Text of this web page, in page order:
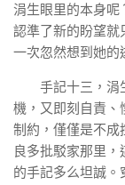
涓生眼里的本身呢
認準了新的盼望就
一次忽然想到她的
手記十三，涓
機，又即刻自責、
制約，僅僅是不成
良多批駁家那里
的手記多么坦誠